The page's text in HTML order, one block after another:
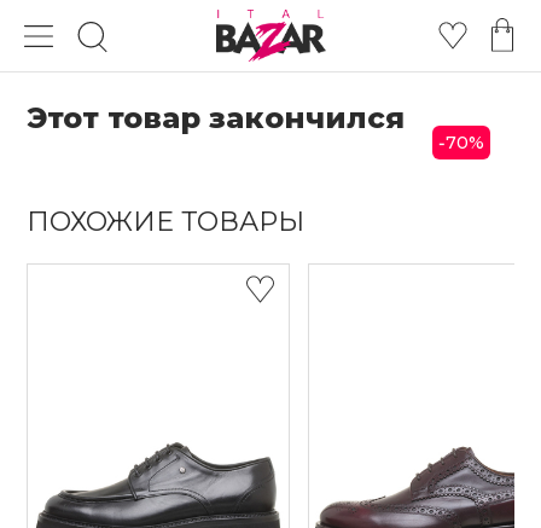
Этот товар закончился
ПОХОЖИЕ ТОВАРЫ
-70%